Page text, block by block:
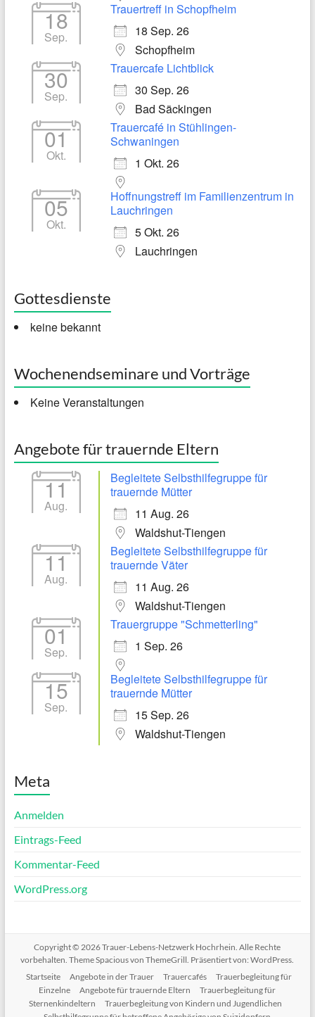
18
Sep.
Trauertreff in Schopfheim
18 Sep. 26
Schopfheim
30
Sep.
Trauercafe Lichtblick
30 Sep. 26
Bad Säckingen
01
Okt.
Trauercafé in Stühlingen-
Schwaningen
1 Okt. 26
05
Okt.
Hoffnungstreff im Familienzentrum in
Lauchringen
5 Okt. 26
Lauchringen
Gottesdienste
keine bekannt
Wochenendseminare und Vorträge
Keine Veranstaltungen
Angebote für trauernde Eltern
11
Aug.
Begleitete Selbsthilfegruppe für
trauernde Mütter
11 Aug. 26
Waldshut-Tiengen
11
Aug.
Begleitete Selbsthilfegruppe für
trauernde Väter
11 Aug. 26
Waldshut-Tiengen
01
Sep.
Trauergruppe "Schmetterling"
1 Sep. 26
15
Sep.
Begleitete Selbsthilfegruppe für
trauernde Mütter
15 Sep. 26
Waldshut-Tiengen
Meta
Anmelden
Eintrags-Feed
Kommentar-Feed
WordPress.org
Copyright © 2026Trauer-Lebens-Netzwerk Hochrhein. Alle Rechte
vorbehalten. ThemeSpaciousvon ThemeGrill. Präsentiert von:WordPress.
Startseite
Angebote in der Trauer Trauercafés
Trauerbegleitung für
Einzelne
Angebote für trauernde Eltern
Trauerbegleitung für
Sternenkindeltern
Trauerbegleitung von Kindern und Jugendlichen